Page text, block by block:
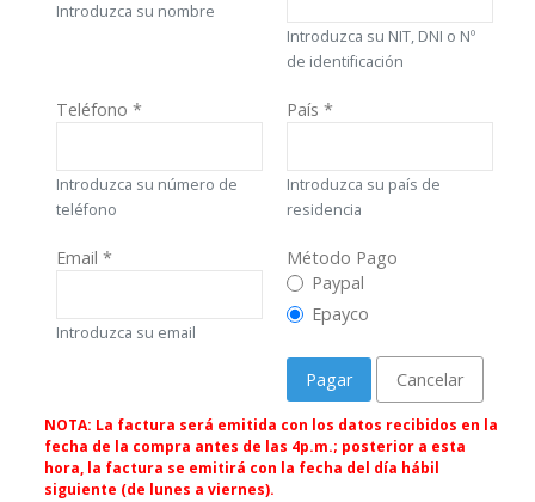
Introduzca su nombre
Introduzca su NIT, DNI o Nº
de identificación
Teléfono *
Introduzca su número de
teléfono
País *
Introduzca su país de
residencia
Email *
Introduzca su email
Método Pago
Método Pago
Paypal
Epayco
Pagar Cancelar
NOTA: La factura será emitida con los datos recibidos en la
fecha de la compra antes de las 4p.m.; posterior a esta
hora, la factura se emitirá con la fecha del día hábil
siguiente (de lunes a viernes).